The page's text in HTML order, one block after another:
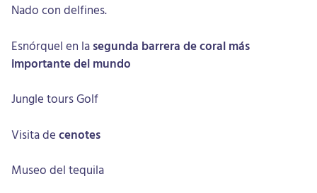
Nado con delfines.
Esnórquel en la segunda barrera de coral más
importante del mundo
Jungle tours Golf
Visita de cenotes
Museo del tequila